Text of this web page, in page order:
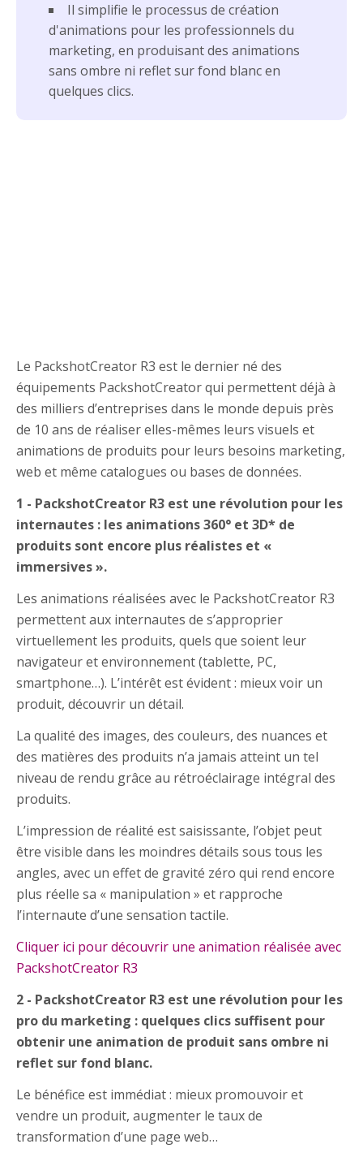
Il simplifie le processus de création
d'animations pour les professionnels du
marketing, en produisant des animations
sans ombre ni reflet sur fond blanc en
quelques clics.
Le PackshotCreator R3 est le dernier né des
équipements PackshotCreator qui permettent déjà à
des milliers d’entreprises dans le monde depuis près
de 10 ans de réaliser elles-mêmes leurs visuels et
animations de produits pour leurs besoins marketing,
web et même catalogues ou bases de données.
1 - PackshotCreator R3 est une révolution pour les
internautes : les animations 360° et 3D* de
produits sont encore plus réalistes et «
immersives ».
Les animations réalisées avec le PackshotCreator R3
permettent aux internautes de s’approprier
virtuellement les produits, quels que soient leur
navigateur et environnement (tablette, PC,
smartphone…). L’intérêt est évident : mieux voir un
produit, découvrir un détail.
La qualité des images, des couleurs, des nuances et
des matières des produits n’a jamais atteint un tel
niveau de rendu grâce au rétroéclairage intégral des
produits.
L’impression de réalité est saisissante, l’objet peut
être visible dans les moindres détails sous tous les
angles, avec un effet de gravité zéro qui rend encore
plus réelle sa « manipulation » et rapproche
l’internaute d’une sensation tactile.
Cliquer ici pour découvrir une animation réalisée avec
PackshotCreator R3
2 - PackshotCreator R3 est une révolution pour les
pro du marketing : quelques clics suffisent pour
obtenir une animation de produit sans ombre ni
reflet sur fond blanc.
Le bénéfice est immédiat : mieux promouvoir et
vendre un produit, augmenter le taux de
transformation d’une page web…